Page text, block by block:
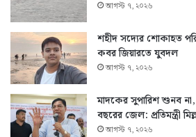
আগস্ট ৭, ২০২৬
শহীদ সদ্যের শোকাহত
কবর জিয়ারতে যুবদল
আগস্ট ৭, ২০২৬
মাদকের সুপারিশ শুনব
বছরের জেল: প্রতিমন্ত্রী
আগস্ট ৭, ২০২৬